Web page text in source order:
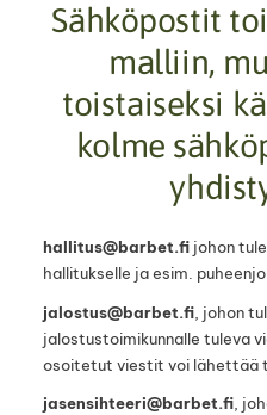
Sähköpostit
malliin,
toistaiseksi
kolme
hallitus@barbet.fijohon
hallitukselle ja esim.
jalostus@barbet.fi, johon
jalostustoimikunnalle tuleva
osoitetut viestit voi lähettää
jasensihteeri@barbet.fi,